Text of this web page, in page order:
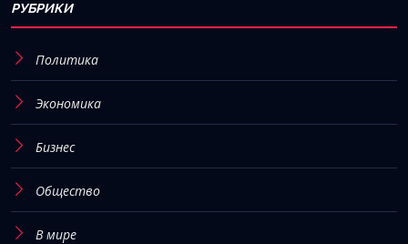
РУБРИКИ
Политика
Экономика
Бизнес
Общество
В мире